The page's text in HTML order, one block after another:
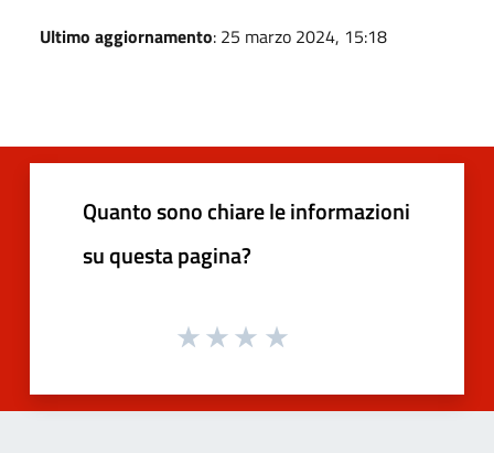
Ultimo aggiornamento: 25 marzo 2024, 15:18
Quanto sono chiare le informazioni
su questa pagina?